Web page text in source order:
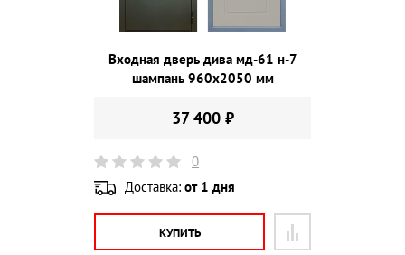
Входная дверь дива мд-61 н-7
шампань 960х2050 мм
37 400 ₽
0
Доставка: от 1 дня
КУПИТЬ